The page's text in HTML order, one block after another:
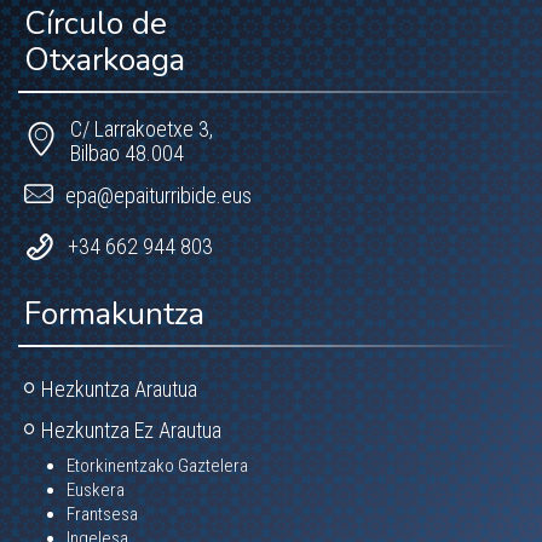
Círculo de
Otxarkoaga
C/ Larrakoetxe 3,
Bilbao 48.004
epa@epaiturribide.eus
+34 662 944 803
Formakuntza
Hezkuntza Arautua
Hezkuntza Ez Arautua
Etorkinentzako Gaztelera
Euskera
Frantsesa